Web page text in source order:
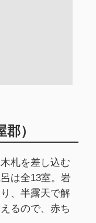
）
札を差し込む
は全13室。岩
、半露天で解
るので、赤ち